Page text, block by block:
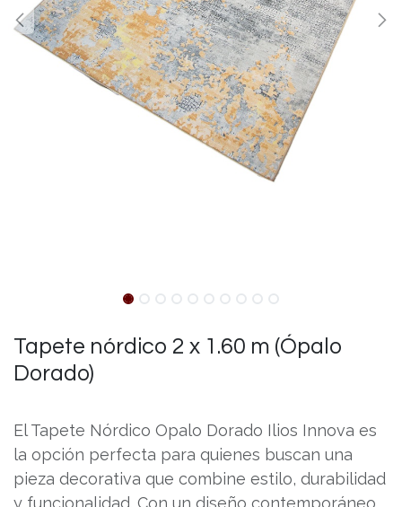
Tapete nórdico 2 x 1.60 m (Ópalo
Dorado)
El Tapete Nórdico Opalo Dorado Ilios Innova es
la opción perfecta para quienes buscan una
pieza decorativa que combine estilo, durabilidad
y funcionalidad. Con un diseño contemporáneo